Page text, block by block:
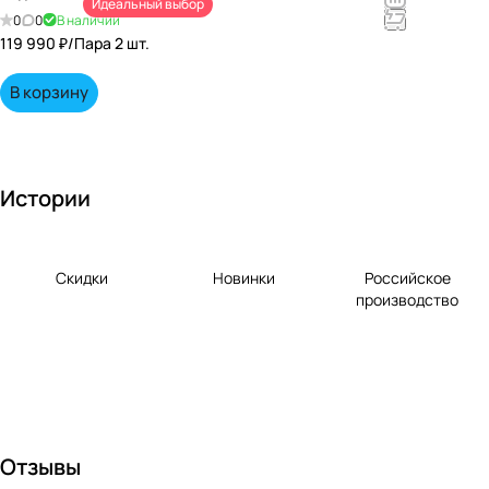
непревзойд
0 0 В наличии
Идеальный выбор
119 990 ₽/Пара 2 шт.
В корзину
Истории
Скидки Новинки
Российское
производство
Отзывы